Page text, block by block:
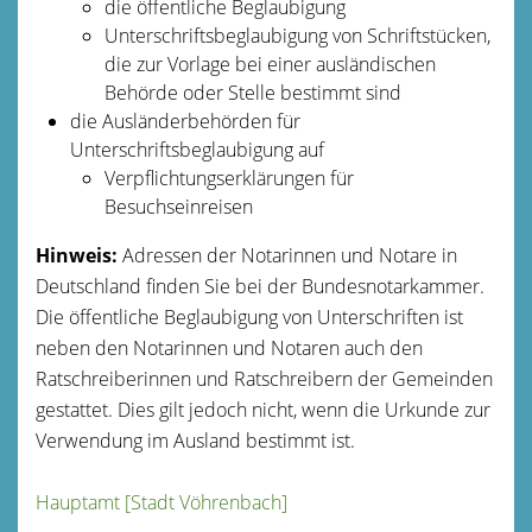
die öffentliche Beglaubigung
Unterschriftsbeglaubigung von Schriftstücken,
die zur Vorlage bei einer ausländischen
Behörde oder Stelle bestimmt sind
die Ausländerbehörden für
Unterschriftsbeglaubigung auf
Verpflichtungserklärungen für
Besuchseinreisen
Hinweis: Adressen der Notarinnen und Notare in
Deutschland finden Sie bei der Bundesnotarkammer.
Die öffentliche Beglaubigung von Unterschriften ist
neben den Notarinnen und Notaren auch den
Ratschreiberinnen und Ratschreibern der Gemeinden
gestattet. Dies gilt jedoch nicht, wenn die Urkunde zur
Verwendung im Ausland bestimmt ist.
Hauptamt [Stadt Vöhrenbach]